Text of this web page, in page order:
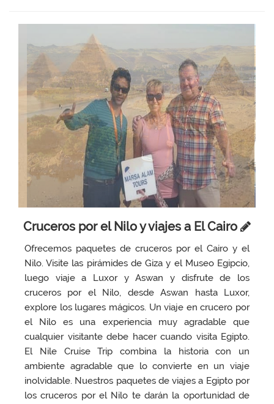
Cruceros por el Nilo y viajes a El Cairo
Ofrecemos paquetes de cruceros por el Cairo y el
Nilo. Visite las pirámides de Giza y el Museo Egipcio,
luego viaje a Luxor y Aswan y disfrute de los
cruceros por el Nilo, desde Aswan hasta Luxor,
explore los lugares mágicos. Un viaje en crucero por
el Nilo es una experiencia muy agradable que
cualquier visitante debe hacer cuando visita Egipto.
El Nile Cruise Trip combina la historia con un
ambiente agradable que lo convierte en un viaje
inolvidable. Nuestros paquetes de viajes a Egipto por
los cruceros por el Nilo te darán la oportunidad de